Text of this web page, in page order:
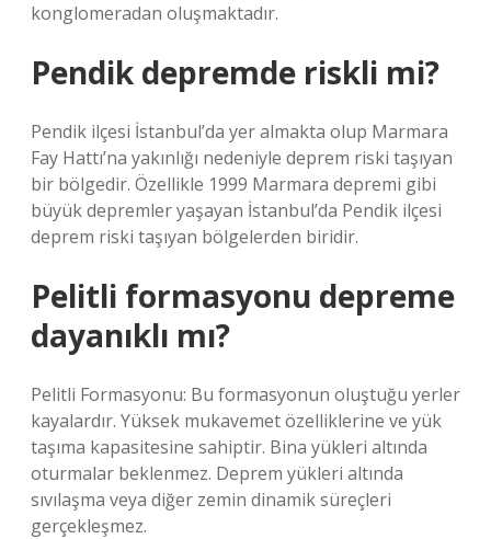
konglomeradan oluşmaktadır.
Pendik depremde riskli mi?
Pendik ilçesi İstanbul’da yer almakta olup Marmara
Fay Hattı’na yakınlığı nedeniyle deprem riski taşıyan
bir bölgedir. Özellikle 1999 Marmara depremi gibi
büyük depremler yaşayan İstanbul’da Pendik ilçesi
deprem riski taşıyan bölgelerden biridir.
Pelitli formasyonu depreme
dayanıklı mı?
Pelitli Formasyonu: Bu formasyonun oluştuğu yerler
kayalardır. Yüksek mukavemet özelliklerine ve yük
taşıma kapasitesine sahiptir. Bina yükleri altında
oturmalar beklenmez. Deprem yükleri altında
sıvılaşma veya diğer zemin dinamik süreçleri
gerçekleşmez.